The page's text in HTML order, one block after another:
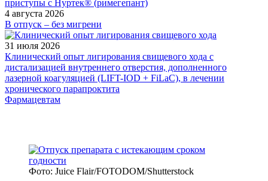
4 августа 2026
В отпуск – без мигрени
31 июля 2026
Клинический опыт лигирования свищевого хода с
дистализацией внутреннего отверстия, дополненного
лазерной коагуляцией (LIFT-IOD + FiLaC), в лечении
хронического парапроктита
Фармацевтам
Фото: Juice Flair/FOTODOM/Shutterstoсk